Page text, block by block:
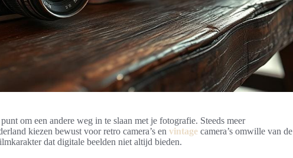
om een andere weg in te slaan met je fotografie. Steeds meer
kiezen bewust voor retro camera’s en vintage camera’s omwille van de
dat digitale beelden niet altijd bieden.